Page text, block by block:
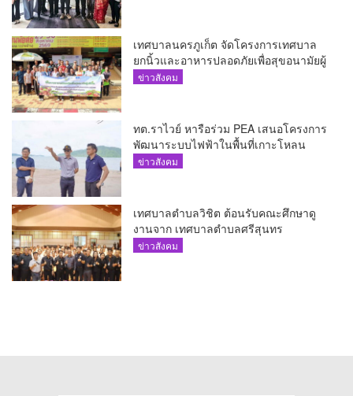
เทศบาลนครภูเก็ต จัดโครงการเทศบาล
ยกนิ้วและอาหารปลอดภัยเพื่อสุขอนามัยผู้
บริโภค
ข่าวสังคม
ทต.ราไวย์ หารือร่วม PEA เสนอโครงการ
พัฒนาระบบไฟฟ้าในพื้นที่เกาะโหลน
ข่าวสังคม
เทศบาลตำบลวิชิต ต้อนรับคณะศึกษาดู
งานจาก เทศบาลตำบลศรีสุนทร
ข่าวสังคม